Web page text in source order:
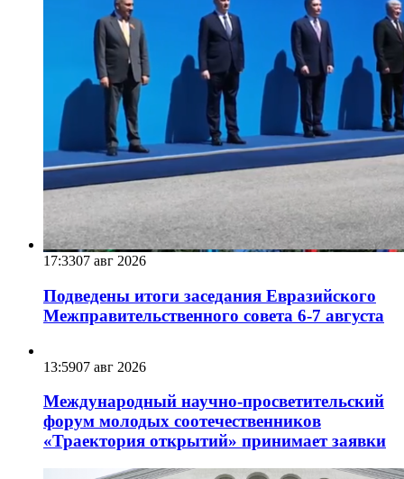
17:3307 авг 2026
Подведены итоги заседания Евразийского
Межправительственного совета 6-7 августа
13:5907 авг 2026
Международный научно-просветительский
форум молодых соотечественников
«Траектория открытий» принимает заявки